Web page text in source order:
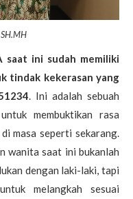
saat ini sudah memiliki
tindak kekerasan yang
. Ini adalah sebuah
membuktikan rasa
masa seperti sekarang.
wanita saat ini bukanlah
dengan laki-laki, tapi
melangkah sesuai